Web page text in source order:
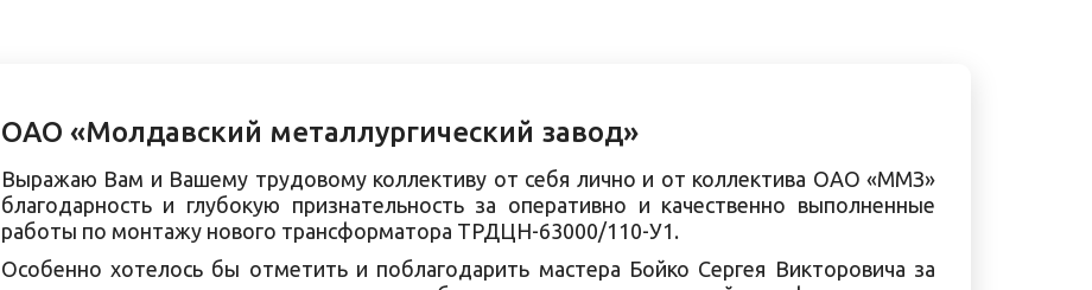
ОАО «Молдавский металлургический завод»
Выражаю Вам и Вашему трудовому коллективу от себя лично и от коллектива ОАО «ММЗ»
благодарность и глубокую признательность за оперативно и качественно выполненные
работы по монтажу нового трансформатора ТРДЦН-63000/110-У1.
Особенно хотелось бы отметить и поблагодарить мастера Бойко Сергея Викторовича за